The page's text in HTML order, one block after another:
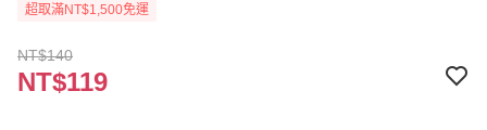
超取滿NT$1,500免運
NT$140
NT$119